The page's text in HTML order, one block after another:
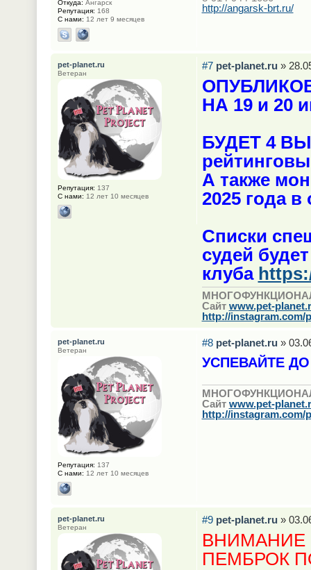
http://angarsk-brt.ru/
Откуда: Ангарск
Репутация: 168
С нами: 12 лет 9 месяцев
#7 pet-planet.ru »
НА 19 и 20
БУДЕТ 4
А также
2025 года в
Списки
судей
клуба
Сайт www.pet-
http://instagram.com/
pet-planet.ru
Ветеран
Репутация: 137
С нами: 12 лет 10 месяцев
#8 pet-planet.ru »
УСПЕВАЙТЕ
Сайт www.pet-
http://instagram.com/
pet-planet.ru
Ветеран
Репутация: 137
С нами: 12 лет 10 месяцев
#9 pet-planet.ru »
ВНИМАНИЕ
ПЕМБРОК
pet-planet.ru
Ветеран